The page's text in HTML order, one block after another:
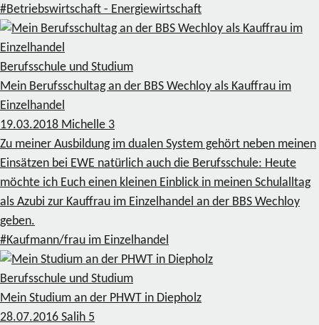
#Betriebswirtschaft - Energiewirtschaft
Berufsschule und Studium
Mein Berufsschultag an der BBS Wechloy als Kauffrau im
Einzelhandel
19.03.2018 Michelle 3
Zu meiner Ausbildung im dualen System gehört neben meinen
Einsätzen bei EWE natürlich auch die Berufsschule: Heute
möchte ich Euch einen kleinen Einblick in meinen Schulalltag
als Azubi zur Kauffrau im Einzelhandel an der BBS Wechloy
geben.
#Kaufmann/frau im Einzelhandel
Berufsschule und Studium
Mein Studium an der PHWT in Diepholz
28.07.2016 Salih 5